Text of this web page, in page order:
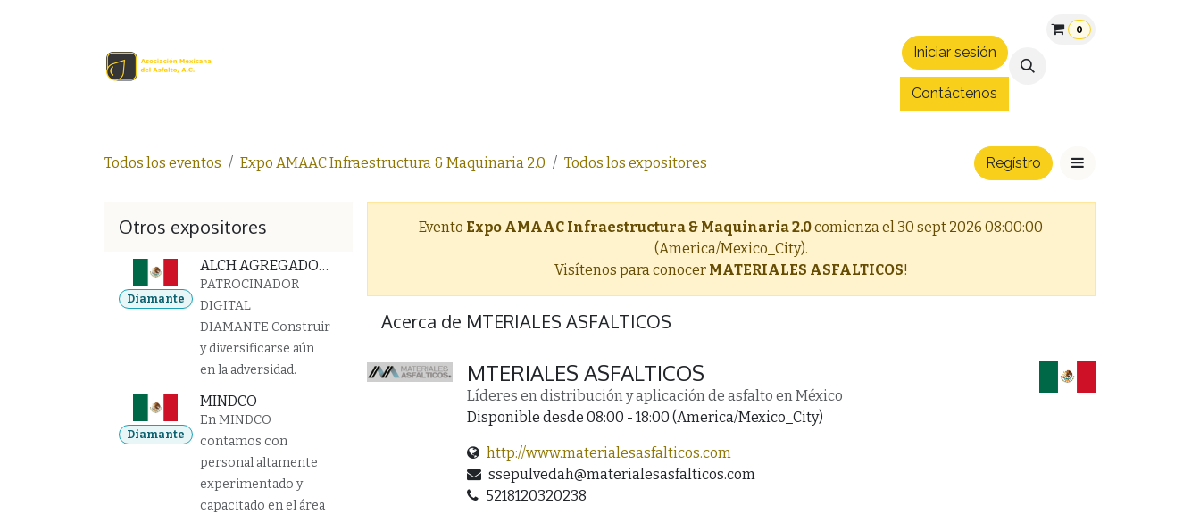
Patrocinios Convenios
Iniciar sesión
Contáctenos
0
Todos los eventos Expo AMAAC Infraestructura & Maquinaria 2.0 Todos los expositores Regístro
Otros expositores
Diamante
ALCH AGREGADOS Y PAVIMENTOS
PATROCINADOR
DIGITAL
DIAMANTE Construir
y diversificarse aún
en la adversidad.
Diamante
MINDCO
En MINDCO
contamos con
personal altamente
experimentado y
capacitado en el área
Evento Expo AMAAC Infraestructura & Maquinaria 2.0comienza el 30 sept 2026 08:00:00
(America/Mexico_City).
Visítenos para conocer MATERIALES ASFALTICOS!
Acerca de MTERIALES ASFALTICOS
MTERIALES ASFALTICOS
Líderes en distribución y aplicación de asfalto en México
Disponible desde 08:00 - 18:00 (America/Mexico_City)
http://www.materialesasfalticos.com
ssepulvedah@materialesasfalticos.com
5218120320238